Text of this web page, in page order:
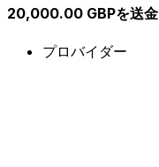
20,000.00 GBPを送金
プロバイダー